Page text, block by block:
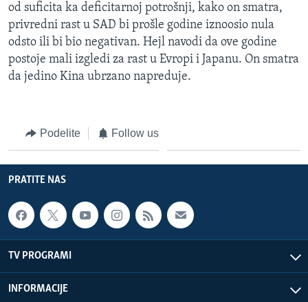
od suficita ka deficitarnoj potrošnji, kako on smatra,
privredni rast u SAD bi prošle godine iznoosio nula
odsto ili bi bio negativan. Hejl navodi da ove godine
postoje mali izgledi za rast u Evropi i Japanu. On smatra
da jedino Kina ubrzano napreduje.
Podelite Follow us
PRATITE NAS
TV PROGRAMI
INFORMACIJE